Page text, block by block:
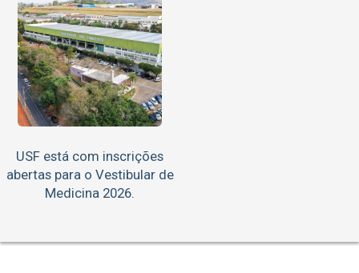
USF está com inscrições
abertas para o Vestibular de
Medicina 2026.